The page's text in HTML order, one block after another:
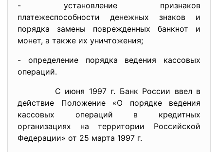
- установление признаков
платежеспособности денежных знаков и
порядка замены поврежденных банкнот и
монет, а также их уничтожения;
- определение порядка ведения кассовых
операций.
С июня 1997 г. Банк России ввел в
действие Положение «О порядке ведения
кассовых операций в кредитных
организациях на территории Российской
Федерации» от 25 марта 1997 г.